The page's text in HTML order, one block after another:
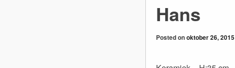
Hans
Posted onoktober 26, 2015